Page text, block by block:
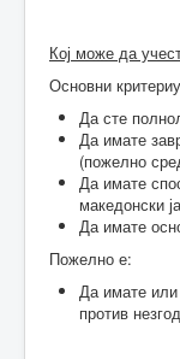
Кој може да
Основни
Да сте
Да имате
(пожелно
Да имате
македонски
Да имате
Пожелно е:
Да имате или
против